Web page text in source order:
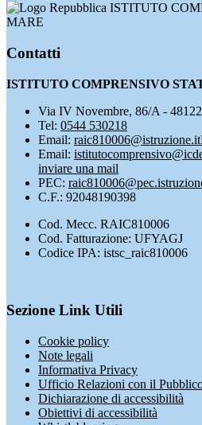
ISTITUTO
MARE
Contatti
ISTITUTO COMPRENSIVO
Via IV Novembre, 86/A -
Tel: 0544 530218
Email: raic810006@istruzione.it
Email:
inviare una mail
PEC:
C.F.: 92048190398
Cod. Mecc. RAIC810006
Cod. Fatturazione: UFYAGJ
Codice IPA: istsc_raic810006
Sezione Link Utili
Cookie policy
Note legali
Informativa Privacy
Ufficio Relazioni con il
Dichiarazione di accessibilità
Obiettivi di accessibilità